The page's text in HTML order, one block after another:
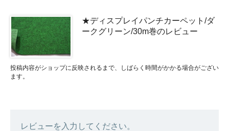
★ディスプレイパンチカーペット/ダ
ークグリーン/30m巻のレビュー
投稿内容がショップに反映されるまで、しばらく時間がかかる場合がござい
ます。
レビューを入力してください。